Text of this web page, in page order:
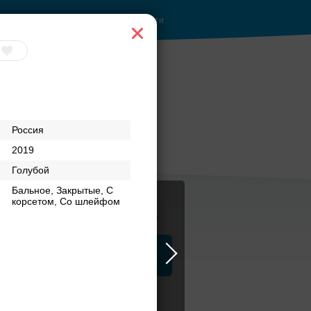
Россия
2019
Голубой
Бальное, Закрытые, С
корсетом, Со шлейфом
Войти
Журнал